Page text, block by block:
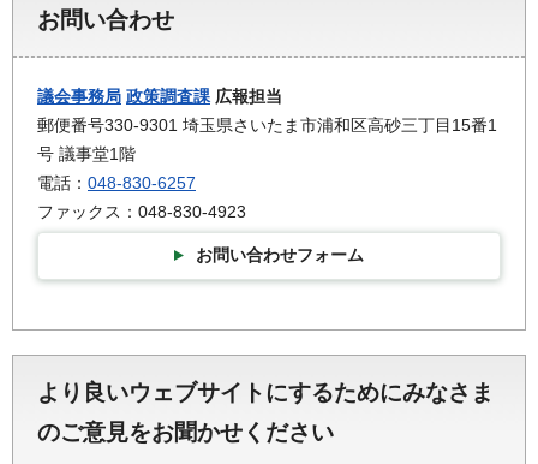
お問い合わせ
議会事務局 政策調査課 広報担当
郵便番号330-9301 埼玉県さいたま市浦和区高砂三丁目15番1
号 議事堂1階
電話： 048-830-6257
ファックス：048-830-4923
お問い合わせフォーム
より良いウェブサイトにするためにみなさま
のご意見をお聞かせください